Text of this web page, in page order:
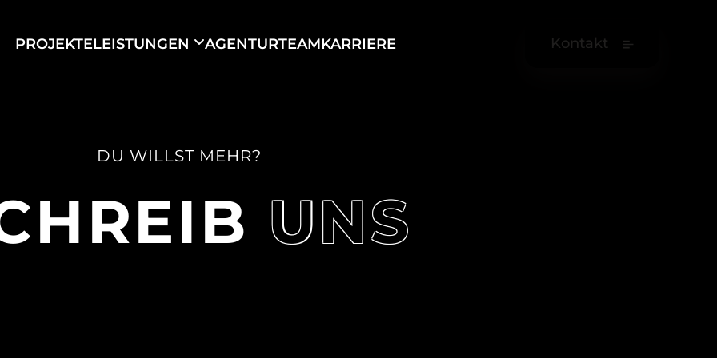
PROJEKTELEISTUNGEN AGENTURTEAMKARRIERE Kontakt
DU WILLST MEHR?
UNS